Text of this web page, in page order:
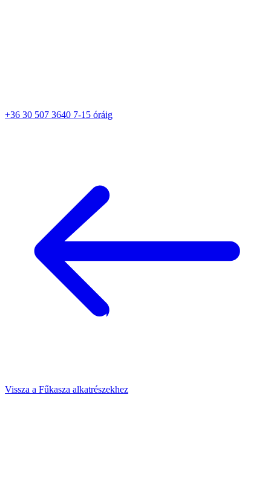
+36 30 507 3640 7-15 óráig
Vissza a Fűkasza alkatrészekhez